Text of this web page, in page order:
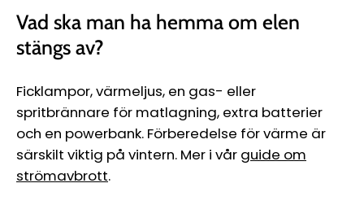
Vad ska man ha hemma om elen
stängs av?
Ficklampor, värmeljus, en gas- eller
spritbrännare för matlagning, extra batterier
och en powerbank. Förberedelse för värme är
särskilt viktig på vintern. Mer i vår guide om
strömavbrott.